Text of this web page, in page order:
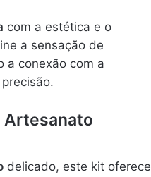
com a estética e o
a sensação de
a conexão com a
Artesanato
delicado, este kit oferece